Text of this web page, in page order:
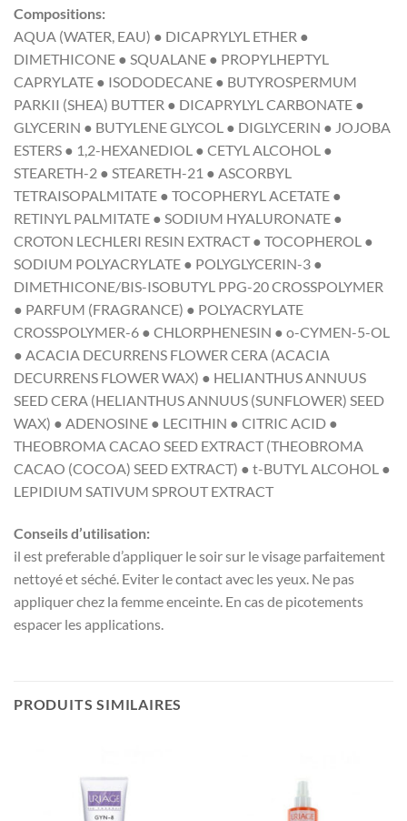
Compositions:
AQUA (WATER, EAU) ● DICAPRYLYL ETHER ●
DIMETHICONE ● SQUALANE ● PROPYLHEPTYL
CAPRYLATE ● ISODODECANE ● BUTYROSPERMUM
PARKII (SHEA) BUTTER ● DICAPRYLYL CARBONATE ●
GLYCERIN ● BUTYLENE GLYCOL ● DIGLYCERIN ● JOJOBA
ESTERS ● 1,2-HEXANEDIOL ● CETYL ALCOHOL ●
STEARETH-2 ● STEARETH-21 ● ASCORBYL
TETRAISOPALMITATE ● TOCOPHERYL ACETATE ●
RETINYL PALMITATE ● SODIUM HYALURONATE ●
CROTON LECHLERI RESIN EXTRACT ● TOCOPHEROL ●
SODIUM POLYACRYLATE ● POLYGLYCERIN-3 ●
DIMETHICONE/BIS-ISOBUTYL PPG-20 CROSSPOLYMER
● PARFUM (FRAGRANCE) ● POLYACRYLATE
CROSSPOLYMER-6 ● CHLORPHENESIN ● o-CYMEN-5-OL
● ACACIA DECURRENS FLOWER CERA (ACACIA
DECURRENS FLOWER WAX) ● HELIANTHUS ANNUUS
SEED CERA (HELIANTHUS ANNUUS (SUNFLOWER) SEED
WAX) ● ADENOSINE ● LECITHIN ● CITRIC ACID ●
THEOBROMA CACAO SEED EXTRACT (THEOBROMA
CACAO (COCOA) SEED EXTRACT) ● t-BUTYL ALCOHOL ●
LEPIDIUM SATIVUM SPROUT EXTRACT
Conseils d’utilisation:
il est preferable d’appliquer le soir sur le visage parfaitement
nettoyé et séché. Eviter le contact avec les yeux. Ne pas
appliquer chez la femme enceinte. En cas de picotements
espacer les applications.
PRODUITS SIMILAIRES